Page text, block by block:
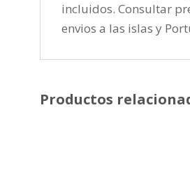
incluidos. Consultar
envios a las islas y
Productos